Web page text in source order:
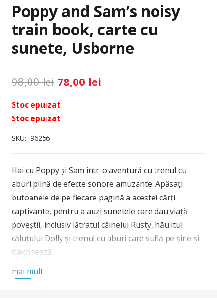
Poppy and Sam’s noisy
train book, carte cu
sunete, Usborne
98,00lei Prețul
a
fost:
78,00 lei
Stoc epuizat
Stoc epuizat
SKU: 96256
Hai cu Poppy și Sam intr-o aventură cu trenul cu
aburi plină de efecte sonore amuzante. Apăsați
butoanele de pe fiecare pagină a acestei cărți
captivante, pentru a auzi sunetele care dau viață
poveștii, inclusiv lătratul câinelui Rusty, hăulitul
căluțului Dolly și trenul cu aburi care suflă pe șine și
claxonează.
mai mult